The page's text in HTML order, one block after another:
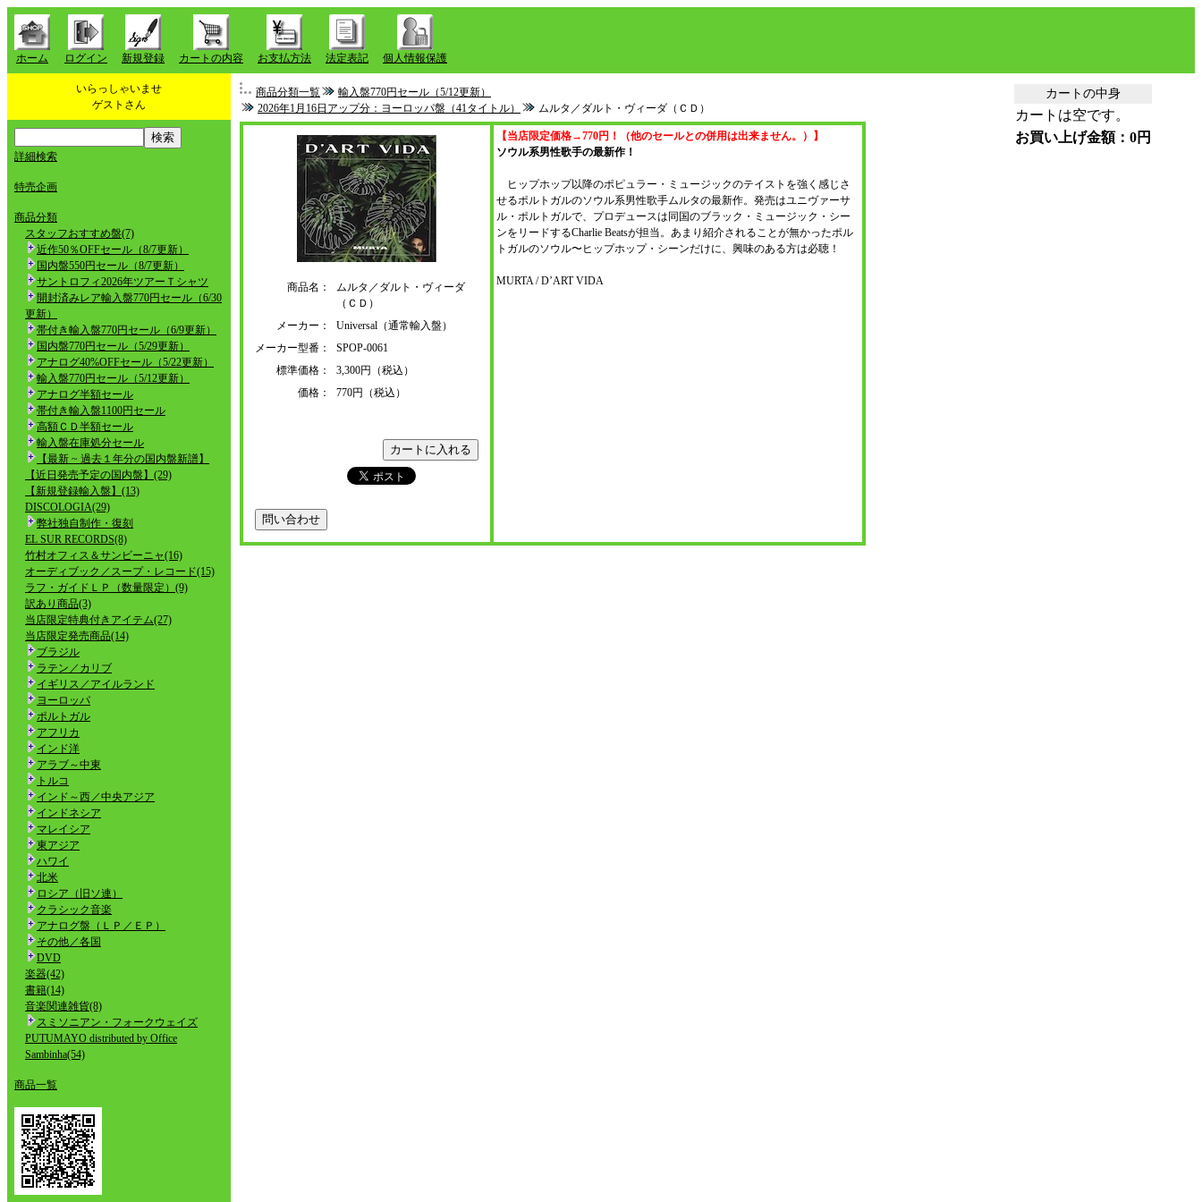
ホーム ログイン 新規登録 カートの内容 お支払方法 法定表記 個人情報保護
いらっしゃいませ
ゲストさん
詳細検索
特売企画
商品分類
スタッフおすすめ盤(7)
近作50％OFFセール（8/7更新）
国内盤550円セール（8/7更新）
サントロフィ2026年ツアーＴシャツ
開封済みレア輸入盤770円セール（6/30
更新）
帯付き輸入盤770円セール（6/9更新）
国内盤770円セール（5/29更新）
アナログ40%OFFセール（5/22更新）
輸入盤770円セール（5/12更新）
アナログ半額セール
帯付き輸入盤1100円セール
高額ＣＤ半額セール
輸入盤在庫処分セール
【最新 ~ 過去１年分の国内盤新譜】
【近日発売予定の国内盤】(29)
【新規登録輸入盤】(13)
DISCOLOGIA(29)
弊社独自制作・復刻
EL SUR RECORDS(8)
竹村オフィス＆サンビーニャ(16)
オーディブック／スープ・レコード(15)
ラフ・ガイドＬＰ（数量限定）(9)
訳あり商品(3)
当店限定特典付きアイテム(27)
当店限定発売商品(14)
ブラジル
ラテン／カリブ
イギリス／アイルランド
ヨーロッパ
ポルトガル
アフリカ
インド洋
アラブ～中東
トルコ
インド～西／中央アジア
インドネシア
マレイシア
東アジア
ハワイ
北米
ロシア（旧ソ連）
クラシック音楽
アナログ盤（ＬＰ／ＥＰ）
その他／各国
DVD
楽器(42)
書籍(14)
音楽関連雑貨(8)
スミソニアン・フォークウェイズ
PUTUMAYO distributed by Office
Sambinha(54)
商品一覧
商品分類一覧
輸入盤770円セール（5/12更新）
2026年1月16日アップ分：ヨーロッパ盤（41タイトル）
ムルタ／ダルト・ヴィーダ（ＣＤ）
商品名：
ムルタ／ダルト・ヴィーダ
（ＣＤ）
メーカー：
Universal（通常輸入盤）
メーカー型番：
SPOP-0061
標準価格：
3,300円（税込）
価格：
770円（税込）
【当店限定価格→770円！（他のセールとの併用は出来ません。）】
ソウル系男性歌手の最新作！
ヒップホップ以降のポピュラー・ミュージックのテイストを強く感じさ
せるポルトガルのソウル系男性歌手ムルタの最新作。発売はユニヴァーサ
ル・ポルトガルで、プロデュースは同国のブラック・ミュージック・シー
ンをリードするCharlie Beatsが担当。あまり紹介されることが無かったポル
トガルのソウル〜ヒップホップ・シーンだけに、興味のある方は必聴！
MURTA / D’ART VIDA
カートの中身
カートは空です。
お買い上げ金額：0円